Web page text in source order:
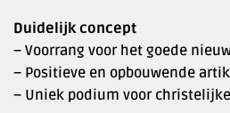
Duidelijk concept
– Voorrang voor het goede
– Positieve en opbouwende
– Uniek podium voor